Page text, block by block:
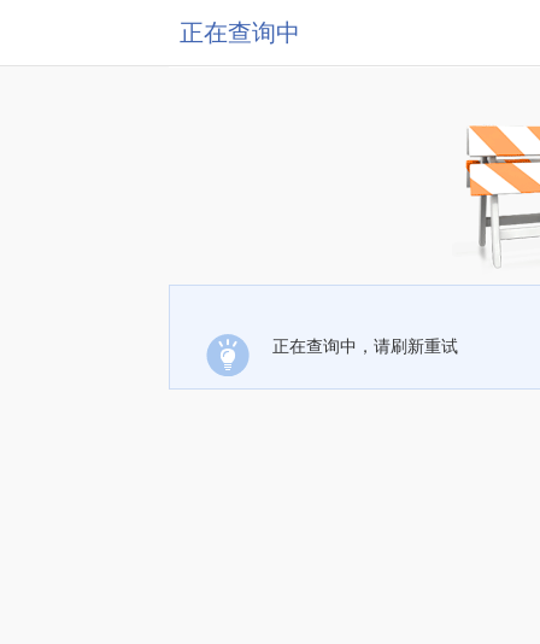
正在查询中
正在查询中，请刷新重试